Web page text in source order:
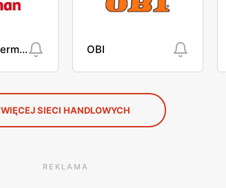
Auchan Hipermarket OBI
WIĘCEJ SIECI HANDLOWYCH
REKLAMA